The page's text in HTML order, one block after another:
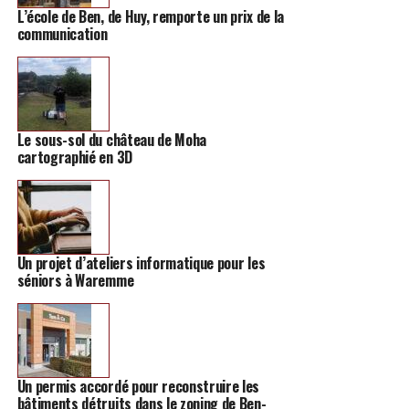
« Comme ce sera un vendredi soir, on propose de venir
1h plus tôt.
les hamburgers pour tous ceux qui en ont commandé.
Donc sur le site il y a la possibilité d’acheter une place
pour le spectacle, avec ou sans formule repas
explique Nicolas Corthouts, l’un des co-fondateurs de
Coming -Soon.
aussi droit à un petit verre, puis le spectacle
commencera »,
Une équipe d’organisation
L’école de Ben, de Huy, remporte un prix de la
communication
Le sous-sol du château de Moha
cartographié en 3D
Un projet d’ateliers informatique pour les
séniors à Waremme
Un permis accordé pour reconstruire les
bâtiments détruits dans le zoning de Ben-